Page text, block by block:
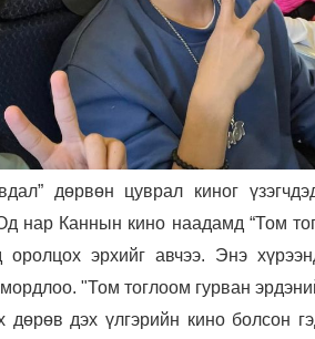
дөрвөн цуврал киног
нар Каннын кино наадамд “Том
оролцох эрхийг авчээ. Энэ
"Том тоглоом гурван
дөрөв дэх үлгэрийн кино болсон